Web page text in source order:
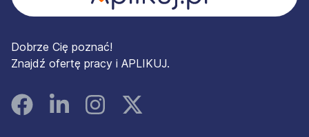
Dobrze Cię poznać!
Znajdź ofertę pracy i APLIKUJ.
FacebookLinked InInstagramInstagram